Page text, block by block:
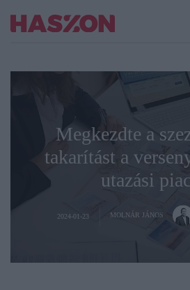
Megkezdte a
takarítást a
utazási
2024-01-23 MOLNÁR JÁNOS